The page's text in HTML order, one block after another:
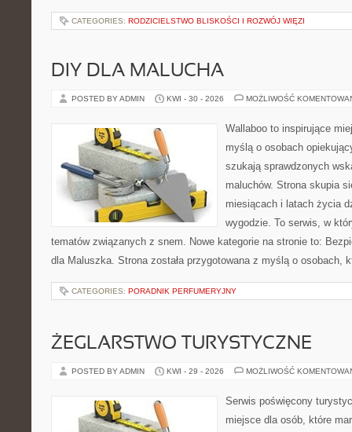
CATEGORIES: RODZICIELSTWO BLISKOŚCI I ROZWÓJ WIĘZI
DIY DLA MALUCHA
POSTED BY ADMIN KWI - 30 - 2026 MOŻLIWOŚĆ
Wallaboo to inspirujące
myślą o osobach
szukają sprawdzonych
maluchów. Strona skupia
miesiącach i latach życia
wygodzie. To serwis, w
tematów związanych z snem. Nowe kategorie na stronie to:
dla Maluszka. Strona została przygotowana z myślą o osobach,
CATEGORIES: PORADNIK PERFUMERYJNY
ŻEGLARSTWO TURYSTYCZNE
POSTED BY ADMIN KWI - 29 - 2026 MOŻLIWOŚĆ
Serwis poświęcony
miejsce dla osób, które